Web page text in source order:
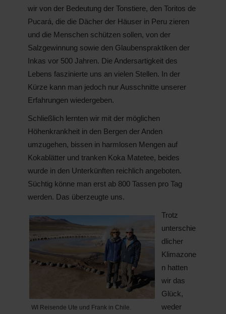
wir von der Bedeutung der Tonstiere, den Toritos de
Pucará, die die Dächer der Häuser in Peru zieren
und die Menschen schützen sollen, von der
Salzgewinnung sowie den Glaubenspraktiken der
Inkas vor 500 Jahren. Die Andersartigkeit des
Lebens faszinierte uns an vielen Stellen. In der
Kürze kann man jedoch nur Ausschnitte unserer
Erfahrungen wiedergeben.
Schließlich lernten wir mit der möglichen
Höhenkrankheit in den Bergen der Anden
umzugehen, bissen in harmlosen Mengen auf
Kokablätter und tranken Koka Matetee, beides
wurde in den Unterkünften reichlich angeboten.
Süchtig könne man erst ab 800 Tassen pro Tag
werden. Das überzeugte uns.
WI Reisende Ute und Frank in Chile.
Trotz
unterschie
dlicher
Klimazone
n hatten
wir das
Glück,
weder